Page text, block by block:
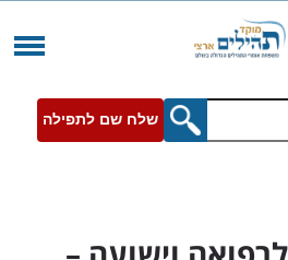
שלח שם לתפילה